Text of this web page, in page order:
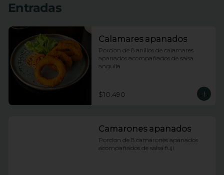
Entradas
Calamares apanados
Porcion de 8 anillos de calamares
apanados acompañados de salsa
anguila
$10.490
Camarones apanados
Porcion de 8 camarones apanados
acompañados de salsa fuji